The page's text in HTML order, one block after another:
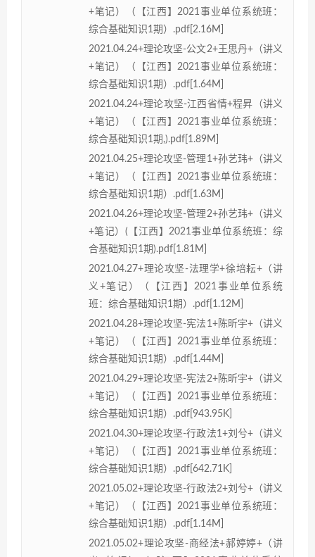
+笔记）（【江西】2021事业单位系统班：
综合基础知识1期）.pdf[2.16M]
2021.04.24+理论攻坚-公文2+王思丹+（讲义
+笔记）（【江西】2021事业单位系统班：
综合基础知识1期）.pdf[1.64M]
2021.04.24+理论攻坚-江西省情+程昇（讲义
+笔记）（【江西】2021事业单位系统班：
综合基础知识1期,).pdf[1.89M]
2021.04.25+理论攻坚-管理1+孙艺玮+（讲义
+笔记）（【江西】2021事业单位系统班：
综合基础知识1期）.pdf[1.63M]
2021.04.26+理论攻坚-管理2+孙艺玮+（讲义
+笔记）(【江西】2021事业单位系统班：综
合基础知识1期).pdf[1.81M]
2021.04.27+理论攻坚-法理学+徐培耘+（讲
义+笔记）（【江西】2021事业单位系统
班：综合基础知识1期）.pdf[1.12M]
2021.04.28+理论攻坚-宪法1+陈昕宇+（讲义
+笔记）（【江西】2021事业单位系统班：
综合基础知识1期）.pdf[1.44M]
2021.04.29+理论攻坚-宪法2+陈昕宇+（讲义
+笔记）（【江西】2021事业单位系统班：
综合基础知识1期）.pdf[943.95K]
2021.04.30+理论攻坚-行政法1+刘兮+（讲义
+笔记）（【江西】2021事业单位系统班：
综合基础知识1期）.pdf[642.71K]
2021.05.02+理论攻坚-行政法2+刘兮+（讲义
+笔记）（【江西】2021事业单位系统班：
综合基础知识1期）.pdf[1.14M]
2021.05.02+理论攻坚-商经法+郝婷婷+（讲